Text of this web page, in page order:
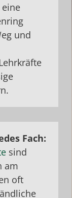
und
Fach:
sind
am
oft